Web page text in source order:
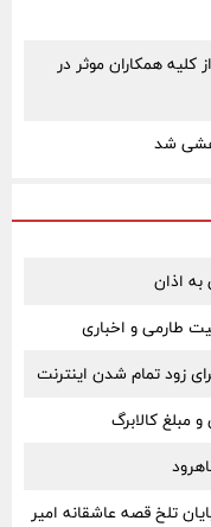
کلیه همکاران موثر در
شد
اذان
طارمی و اخباری
زود تمام شدن اینترنت
تلخ قصه عاشقانه امیر